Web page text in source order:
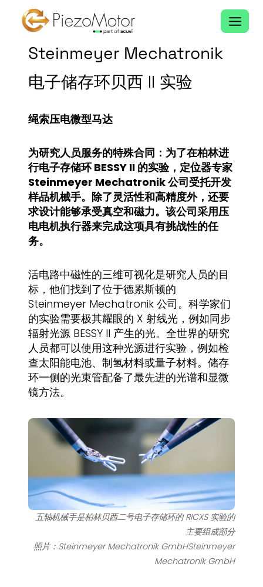
Steinmeyer Mechatronik
电子储存环贝西 II 实验
绳索压电微型马达
为研究人员服务的特殊合同：为了在柏林进
行电子存储环 BESSY II 的实验，定位器专家
Steinmeyer Mechatronik 公司受托开发
样品机械手。除了灵活性和高精度外，还要
求设计能够承受真空和磁力。该公司采用压
电电机执行器来完成这项具有挑战性的任
务。
活电路中磁性的三维可视化是研究人员的目
标，他们找到了位于德累斯顿的
Steinmeyer Mechatronik 公司。科学家们
的实验需要极其耀眼的 X 射线光，例如同步
辐射光源 BESSY II 产生的光。全世界的研究
人员都可以使用这种光源进行实验，例如检
查太阳能电池、制氢材料或量子材料。储存
环一侧的光束管配备了最先进的光谱和显微
镜方法。
五轴机械手是柏林贝西二号电子存储环的 RICXS 实验的
主要组成部分
照片：Steinmeyer Mechatronik GmbHSteinmeyer
Mechatronik GmbH